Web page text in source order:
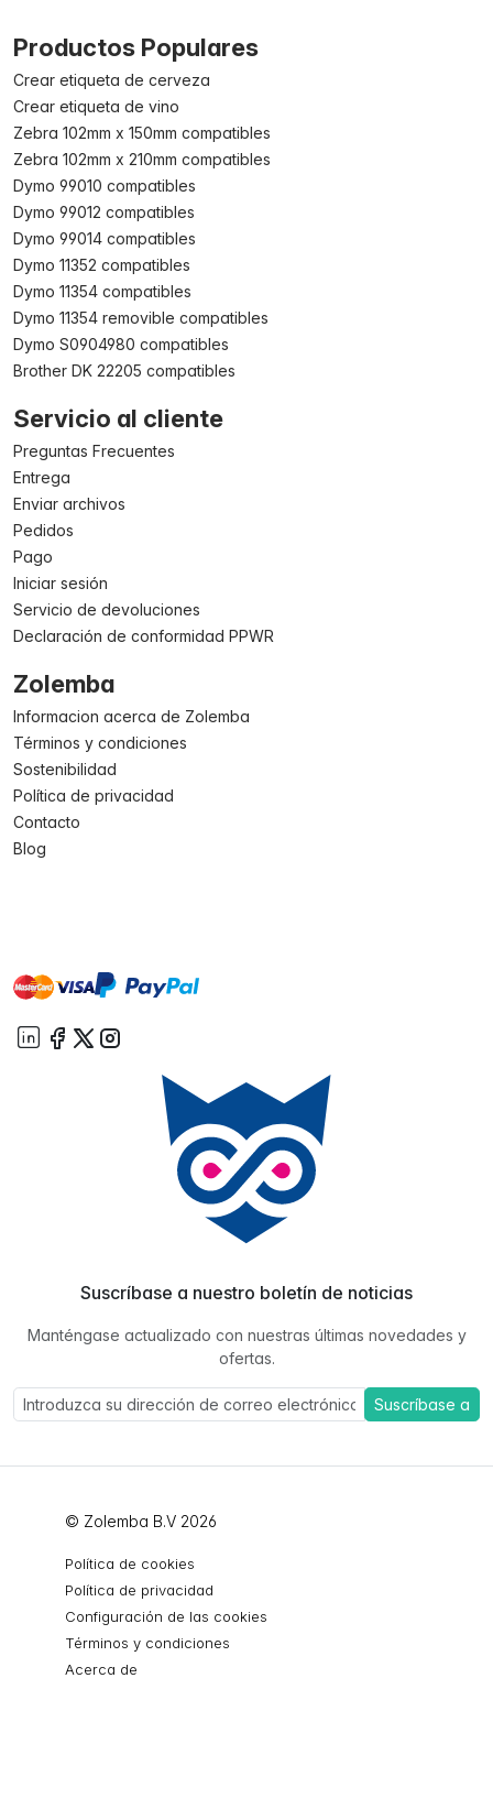
Productos Populares
Crear etiqueta de cerveza
Crear etiqueta de vino
Zebra 102mm x 150mm compatibles
Zebra 102mm x 210mm compatibles
Dymo 99010 compatibles
Dymo 99012 compatibles
Dymo 99014 compatibles
Dymo 11352 compatibles
Dymo 11354 compatibles
Dymo 11354 removible compatibles
Dymo S0904980 compatibles
Brother DK 22205 compatibles
Servicio al cliente
Preguntas Frecuentes
Entrega
Enviar archivos
Pedidos
Pago
Iniciar sesión
Servicio de devoluciones
Declaración de conformidad PPWR
Zolemba
Informacion acerca de Zolemba
Términos y condiciones
Sostenibilidad
Política de privacidad
Contacto
Blog
mastervisa paypal
Suscríbase a nuestro boletín de noticias
Manténgase actualizado con nuestras últimas novedades y
ofertas.
Suscríbase a
© Zolemba B.V 2026
Política de cookies
Política de privacidad
Configuración de las cookies
Términos y condiciones
Acerca de